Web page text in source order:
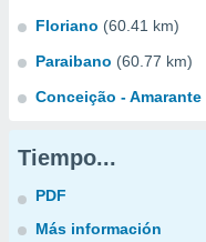
Floriano (60.41 km)
Paraibano (60.77 km)
Conceição - Amarante
Tiempo...
PDF
Más información